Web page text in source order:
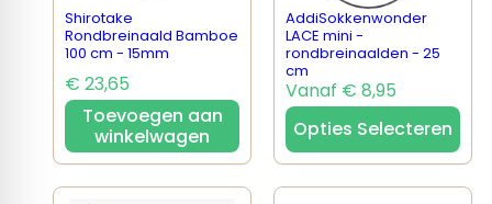
Shirotake
Rondbreinaald Bamboe
100 cm - 15mm
€ 23,65
Toevoegen aan
winkelwagen
AddiSokkenwonder
LACE mini -
rondbreinaalden - 25
cm
Vanaf € 8,95
Opties Selecteren